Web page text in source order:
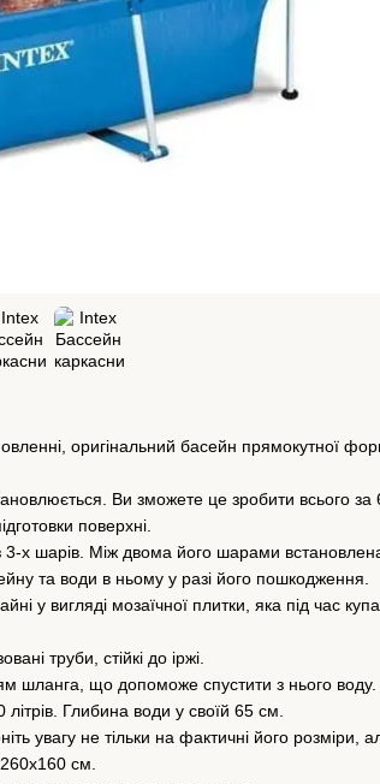
оригінальний басейн прямокутної
Ви зможете це зробити всього за
поверхні.
3-х шарів. Між двома його шарами
та води в ньому у разі його пошкодження.
у вигляді мозаїчної плитки, яка під час
труби, стійкі до іржі.
шланга, що допоможе спустити з нього воду.
літрів. Глибина води у своїй 65 см.
увагу не тільки на фактичні його розміри,
260х160 см.